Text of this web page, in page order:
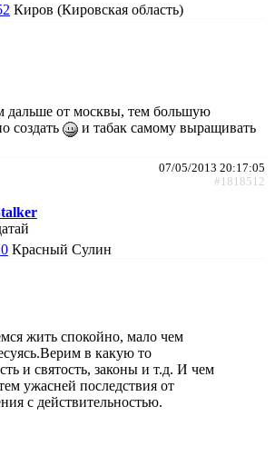
Киров (Кировская область)
дальше от москвы, тем большую
создать
и табак самому выращивать
07/05/2013 20:17:05
#1818512
Красный Сулин
жить спокойно, мало чем
в какую то
и святость, законы и т.д. И чем
ужасней последствия от
с действительностью.